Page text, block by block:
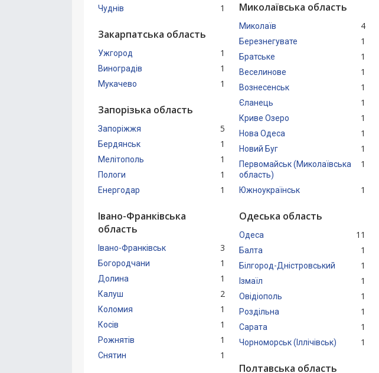
Чуднів 1
Закарпатська область
Ужгород 1
Виноградів 1
Мукачево 1
Запорізька область
Запоріжжя 5
Бердянськ 1
Мелітополь 1
Пологи 1
Енергодар 1
Івано-Франківська
область
Івано-Франківськ 3
Богородчани 1
Долина 1
Калуш 2
Коломия 1
Косів 1
Рожнятів 1
Снятин 1
Миколаївська область
Миколаїв 4
Березнегувате 1
Братське 1
Веселинове 1
Вознесенськ 1
Єланець 1
Криве Озеро 1
Нова Одеса 1
Новий Буг 1
Первомайськ (Миколаївська
область)
1
Южноукраїнськ 1
Одеська область
Одеса 11
Балта 1
Білгород-Дністровський 1
Ізмаїл 1
Овідіополь 1
Роздільна 1
Сарата 1
Чорноморськ (Іллічівськ) 1
Полтавська область